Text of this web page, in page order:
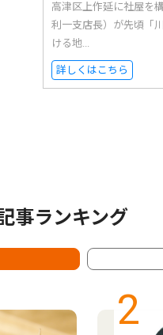
高津区上作延に社屋を
利一支店長）が先頃「
ける地...
詳しくはこちら
事ランキング
2